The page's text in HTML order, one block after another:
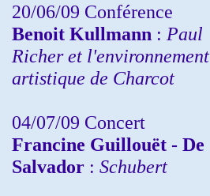
20/06/09 Conférence
Benoit Kullmann : Paul
Richer et l'environnement
artistique de Charcot
04/07/09 Concert
Francine Guillouët - De
Salvador : Schubert